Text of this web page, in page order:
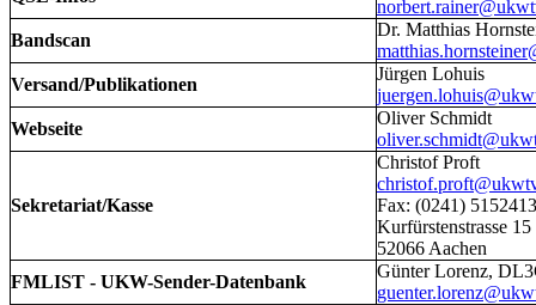
Bandscan
Dr. Matthias
Versand/Publikationen
Jürgen Lohuis
Webseite
Oliver Schmidt
Sekretariat/Kasse
Christof Proft
Fax: (0241) 5152413
Kurfürstenstrasse 15
52066 Aachen
FMLIST - UKW-Sender-Datenbank
Günter Lorenz,